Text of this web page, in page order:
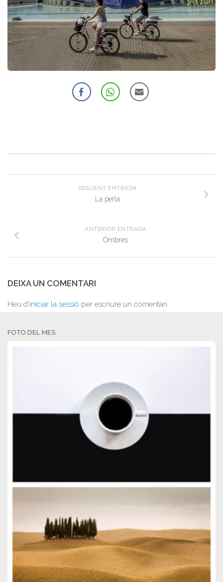
SEGÜENT ENTRADA
La perla
ANTERIOR ENTRADA
Ombres
DEIXA UN COMENTARI
Heu d'iniciar la sessió per escriure un comentari.
FOTO DEL MES